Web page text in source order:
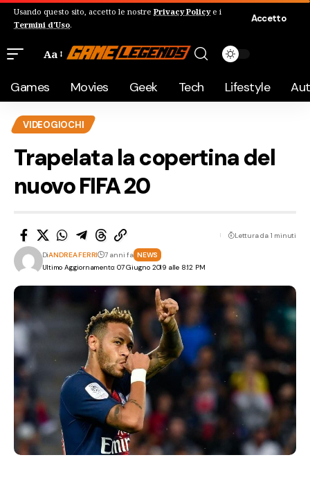
Usando questo sito, accetto le nostre Privacy Policye i
Termini d'Uso.
Accetto
Aa
Games Movies Geek Tech Lifestyle
VIDEOGIOCHI
Trapelata la copertina del
nuovo FIFA 20
Ultimo Aggiornamento: 07 Giugno 2019 alle 8:12 PM
DiANDREA FERRI 7 anni fa NEWS
Lettura da 1 minuti